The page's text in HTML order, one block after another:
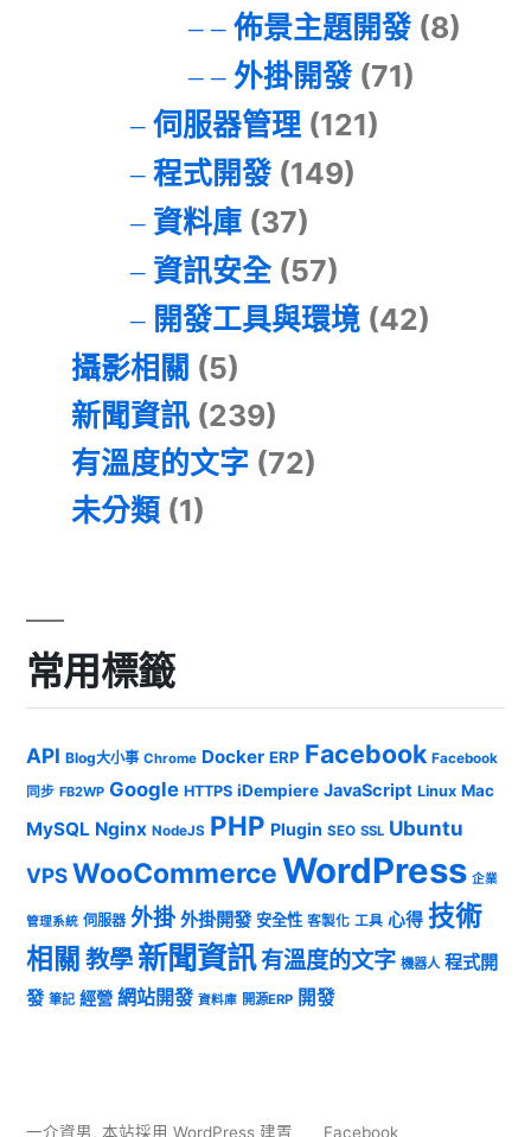
佈景主題開發(8)
外掛開發(71)
伺服器管理(121)
程式開發(149)
資料庫(37)
資訊安全(57)
開發工具與環境(42)
攝影相關 (5)
新聞資訊 (239)
有溫度的文字 (72)
未分類 (1)
常用標籤
API Blog大小事 Chrome Docker ERP Facebook Facebook
同步 FB2WP Google HTTPS iDempiere JavaScript Linux Mac
MySQL Nginx NodeJS PHP Plugin SEO SSL Ubuntu
VPSWooCommerceWordPress 企業
管理系統 伺服器 外掛 外掛開發 安全性 客製化 工具 心得 技術
相關 教學 新聞資訊有溫度的文字 機器人 程式開
發 筆記 經營 網站開發 資料庫 開源ERP 開發
一介資男, 本站採用 WordPress 建置 Facebook